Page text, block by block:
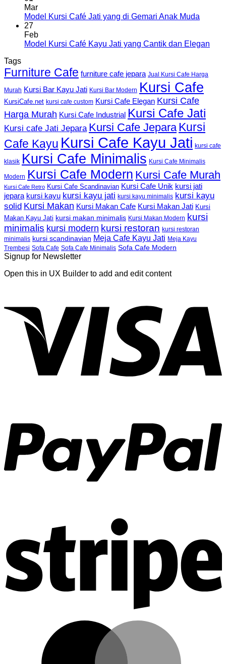
Mar
Model Kursi Café Jati yang di Gemari Anak Muda
27
Feb
Model Kursi Café Kayu Jati yang Cantik dan Elegan
Tags
Furniture Cafe furniture cafe jepara Jual Kursi Cafe Harga
Murah Kursi Bar Kayu Jati Kursi Bar Modern Kursi Cafe
KursiCafe.net kursi cafe custom Kursi Cafe Elegan Kursi Cafe
Harga Murah Kursi Cafe Industrial Kursi Cafe Jati
Kursi cafe Jati Jepara Kursi Cafe Jepara Kursi
Cafe Kayu Kursi Cafe Kayu Jati kursi cafe
klasik Kursi Cafe Minimalis Kursi Cafe Minimalis
Modern Kursi Cafe Modern Kursi Cafe Murah
Kursi Cafe Retro Kursi Cafe Scandinavian Kursi Cafe Unik kursi jati
jepara kursi kayu kursi kayu jati kursi kayu minimalis kursi kayu
solid Kursi Makan Kursi Makan Cafe Kursi Makan Jati Kursi
Makan Kayu Jati kursi makan minimalis Kursi Makan Modern
kursi
minimalis kursi modern kursi restoran kursi restoran
minimalis kursi scandinavian Meja Cafe Kayu Jati Meja Kayu
Trembesi Sofa Cafe Sofa Cafe Minimalis Sofa Cafe Modern
Signup for Newsletter
Open this in UX Builder to add and edit content